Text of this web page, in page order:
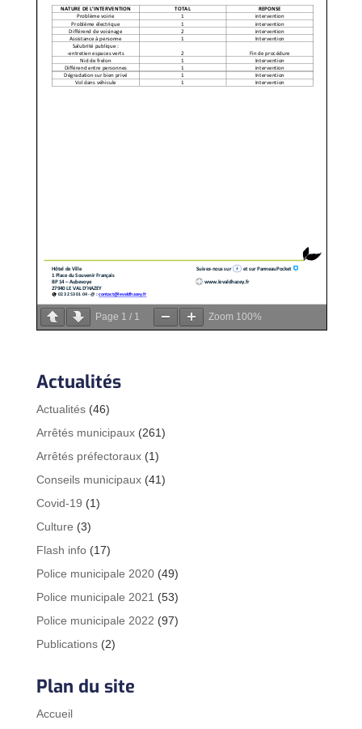
Page 1 / 1 Zoom 100%
Actualités
Actualités(46)
Arrêtés municipaux(261)
Arrêtés préfectoraux(1)
Conseils municipaux(41)
Covid-19 (1)
Culture (3)
Flash info(17)
Police municipale 2020(49)
Police municipale 2021 (53)
Police municipale 2022 (97)
Publications(2)
Plan du site
Accueil